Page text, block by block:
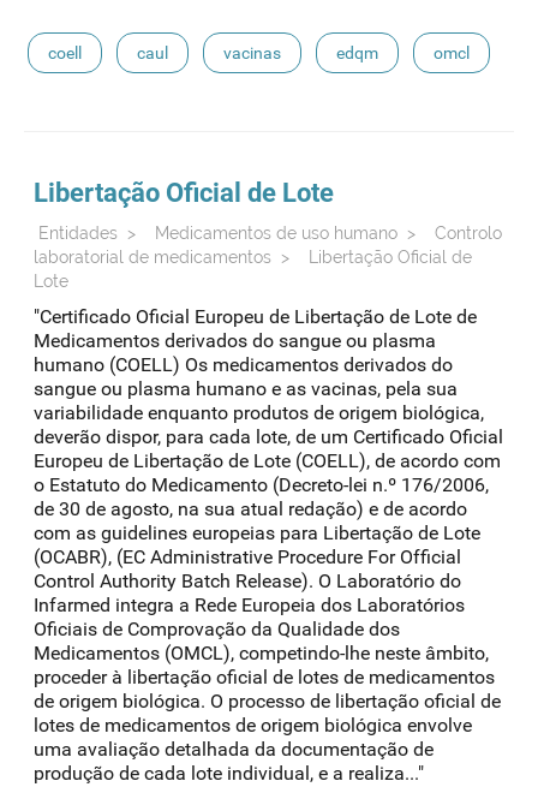
coell caul vacinas edqm omcl
Libertação Oficial de Lote
Entidades > Medicamentos de uso humano >
Controlo
laboratorial de medicamentos >
Libertação Oficial de
Lote
"Certificado Oficial Europeu de Libertação de Lote de
Medicamentos derivados do sangue ou plasma
humano (COELL) Os medicamentos derivados do
sangue ou plasma humano e as vacinas, pela sua
variabilidade enquanto produtos de origem biológica,
deverão dispor, para cada lote, de um Certificado Oficial
Europeu de Libertação de Lote (COELL), de acordo com
o Estatuto do Medicamento (Decreto-lei n.º 176/2006,
de 30 de agosto, na sua atual redação) e de acordo
com as guidelines europeias para Libertação de Lote
(OCABR), (EC Administrative Procedure For Official
Control Authority Batch Release). O Laboratório do
Infarmed integra a Rede Europeia dos Laboratórios
Oficiais de Comprovação da Qualidade dos
Medicamentos (OMCL), competindo-lhe neste âmbito,
proceder à libertação oficial de lotes de medicamentos
de origem biológica. O processo de libertação oficial de
lotes de medicamentos de origem biológica envolve
uma avaliação detalhada da documentação de
produção de cada lote individual, e a realiza..."